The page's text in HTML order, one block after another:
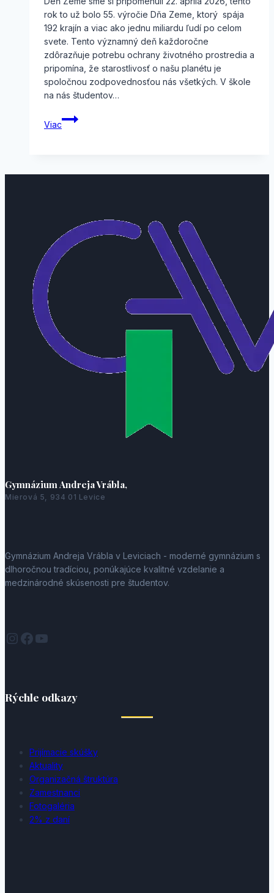
rok to už bolo 55. výročie Dňa Zeme, ktorý spája
192 krajín a viac ako jednu miliardu ľudí po celom
svete. Tento významný deň každoročne
zdôrazňuje potrebu ochrany životného prostredia a
pripomína, že starostlivosť o našu planétu je
spoločnou zodpovednosťou nás všetkých. V škole
na nás študentov…
Viac
Deň
Zeme
Gymnázium Andreja Vrábla,
Mierová 5, 934 01 Levice
Gymnázium Andreja Vrábla v Leviciach - moderné gymnázium s
dlhoročnou tradíciou, ponúkajúce kvalitné vzdelanie a
medzinárodné skúsenosti pre študentov.
Instagram
Facebook
YouTube
Rýchle odkazy
Prijímacie skúšky
Aktuality
Organizačná štruktúra
Zamestnanci
Fotogaléria
2% z daní